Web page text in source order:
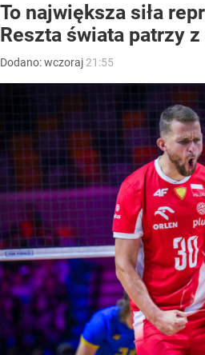
To największa siła
Reszta świata patrzy
Dodano:wczoraj 21:55